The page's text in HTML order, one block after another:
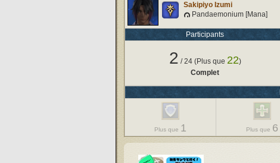
Sakipiyo Izumi
Pandaemonium [Mana]
Participants
2 /24(Plus que 22)
Complet
Plus que 1 Plus que 6